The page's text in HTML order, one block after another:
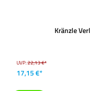
Kränzle
UVP:22,13 €*
17,15 €*